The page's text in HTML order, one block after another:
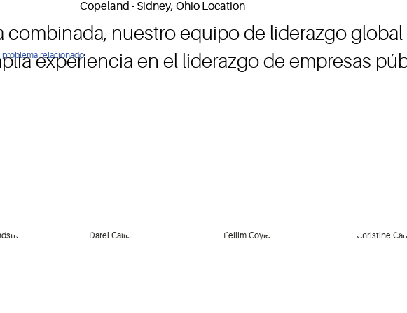
relacionado
nuestro equipo de liderazgo
experiencia en el liderazgo de empresas